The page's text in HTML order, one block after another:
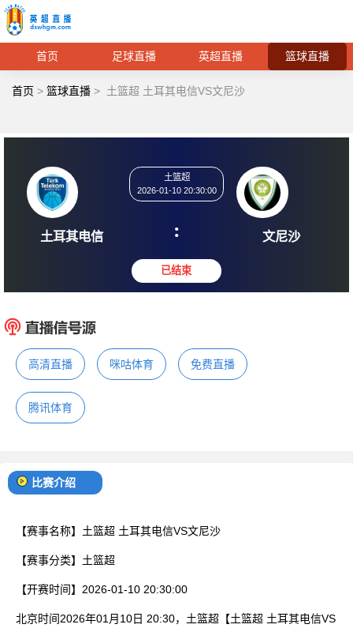
首页 足球直播 英超直播 篮球直播
首页 > 篮球直播 > 土篮超 土耳其电信VS文尼沙
土耳其电信
2026-01-10 20:30:00
: 文
高清直播 咪咕体育 免费直播
腾讯体育
比赛介绍
【赛事名称】 土篮超 土耳其电信VS文尼沙
【赛事分类】 土篮超
【开赛时间】 2026-01-10 20:30:00
北京时间2026年01月10日 20:30，土篮超【土篮超 土耳其电信VS